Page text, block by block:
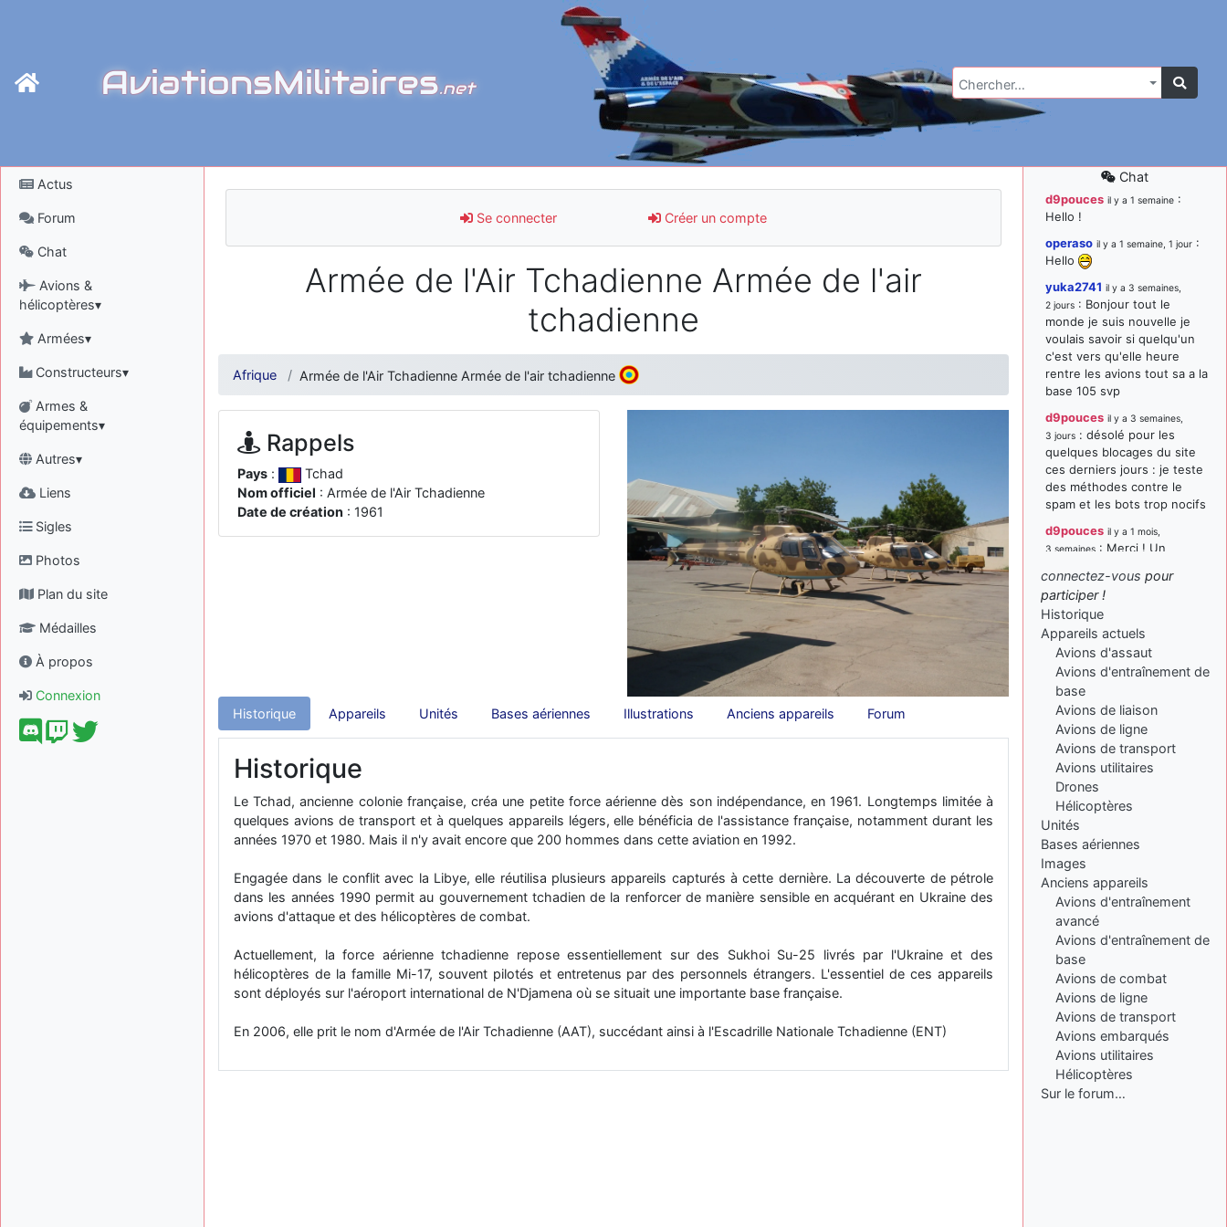
AviationsMilitaires.net Chercher…
Actus
Forum
Chat
Avions &
hélicoptères▾
Armées▾
Constructeurs▾
Armes &
équipements▾
Autres▾
Liens
Sigles
Photos
Plan du site
Médailles
À propos
Connexion
Se connecter Créer un compte
Armée de l'Air Tchadienne Armée de l'air
tchadienne
Afrique Armée de l'Air Tchadienne Armée de l'air tchadienne
Rappels
Pays :
Tchad
Nom officiel : Armée de l'Air Tchadienne
Date de création : 1961
Historique Appareils Unités Bases aériennes Illustrations Anciens appareils Forum
Historique
Le Tchad, ancienne colonie française, créa une petite force aérienne dès son indépendance, en 1961. Longtemps limitée à
quelques avions de transport et à quelques appareils légers, elle bénéficia de l'assistance française, notamment durant les
années 1970 et 1980. Mais il n'y avait encore que 200 hommes dans cette aviation en 1992.
Engagée dans le conflit avec la Libye, elle réutilisa plusieurs appareils capturés à cette dernière. La découverte de pétrole
dans les années 1990 permit au gouvernement tchadien de la renforcer de manière sensible en acquérant en Ukraine des
avions d'attaque et des hélicoptères de combat.
Actuellement, la force aérienne tchadienne repose essentiellement sur des Sukhoi Su-25 livrés par l'Ukraine et des
hélicoptères de la famille Mi-17, souvent pilotés et entretenus par des personnels étrangers. L'essentiel de ces appareils
sont déployés sur l'aéroport international de N'Djamena où se situait une importante base française.
En 2006, elle prit le nom d'Armée de l'Air Tchadienne (AAT), succédant ainsi à l'Escadrille Nationale Tchadienne (ENT)
Chat
d9pouces il y a 1 semaine :
Hello !
operaso il y a 1 semaine, 1 jour :
Hello
yuka2741 il y a 3 semaines,
2 jours : Bonjour tout le
monde je suis nouvelle je
voulais savoir si quelqu'un
c'est vers qu'elle heure
rentre les avions tout sa a la
base 105 svp
d9pouces il y a 3 semaines,
3 jours : désolé pour les
quelques blocages du site
ces derniers jours : je teste
des méthodes contre le
spam et les bots trop nocifs
d9pouces il y a 1 mois,
3 semaines : Merci ! Un
paxwax il y a 1 mois, 3 semaines
Super, la nouvelle bannière
d9pouces il y a 2 mois,
1 semaine: je suis un
avion@,._,+ > lesquels ? je
ne suis pas sûr de
comprendre
d9pouces il y a 2 mois,
1 semaine: ouakamois > si tu
parles du sujet sur l'Armée
de l'Air, bien sûr que oui !
je suis un avion@,._,+
2 mois, 1 semaine
viens d'arriver il y a
quelques moi et quelques
avions n'ont pas les mêmes
noms qu'aujourd'hui
ouakamois
2 semaines: Bonjourà toutes
et à tous.en espérantque
ces quelques images du
Pays Basque vous auront
plu ; Agur…
d9pouces il y a 2 mois,
2 semaines: Je me rattraperai
à la Ferté samedi
d9pouces il y a 2 mois,
connectez-vous pour
participer !
Historique
Appareils actuels
Avions d'assaut
Avions d'entraînement de
base
Avions de liaison
Avions de ligne
Avions de transport
Avions utilitaires
Drones
Hélicoptères
Unités
Bases aériennes
Images
Anciens appareils
Avions d'entraînement
avancé
Avions d'entraînement de
base
Avions de combat
Avions de ligne
Avions de transport
Avions embarqués
Avions utilitaires
Hélicoptères
Sur le forum…